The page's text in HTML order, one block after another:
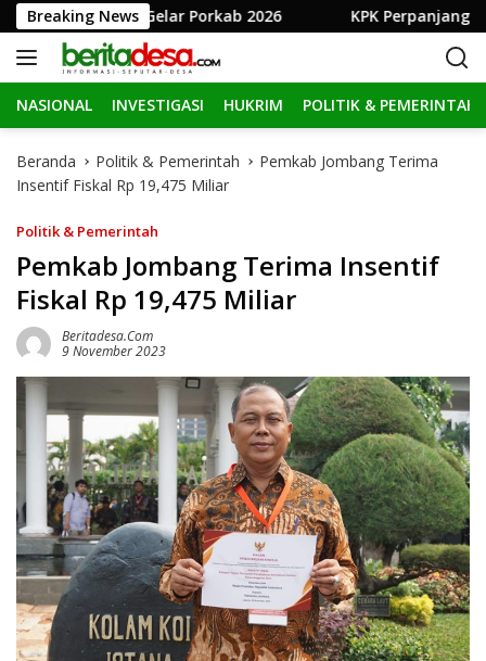
a
g
u
Breaking News
Jombang Gelar Porkab 2026 KPK Perpanjang
NASIONAL INVESTIGASI HUKRIM POLITIK & PEMERINTAH
Beranda Politik & Pemerintah
Pemkab Jombang Terima
Insentif Fiskal Rp 19,475 Miliar
Politik & Pemerintah
Pemkab Jombang Terima Insentif
Fiskal Rp 19,475 Miliar
Beritadesa.com
9 November 2023